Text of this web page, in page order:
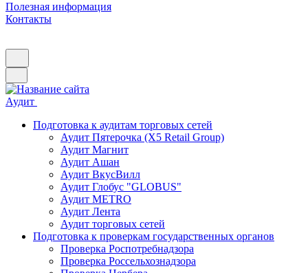
Полезная информация
Контакты
Аудит
Подготовка к аудитам торговых сетей
Аудит Пятерочка (X5 Retail Group)
Аудит Магнит
Аудит Ашан
Аудит ВкусВилл
Аудит Глобус "GLOBUS"
Аудит METRO
Аудит Лента
Аудит торговых сетей
Подготовка к проверкам государственных органов
Проверка Роспотребнадзора
Проверка Россельхознадзора